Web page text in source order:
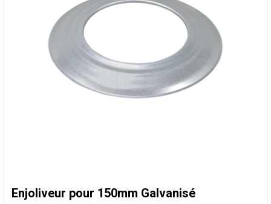
Enjoliveur pour 150mm Galvanisé